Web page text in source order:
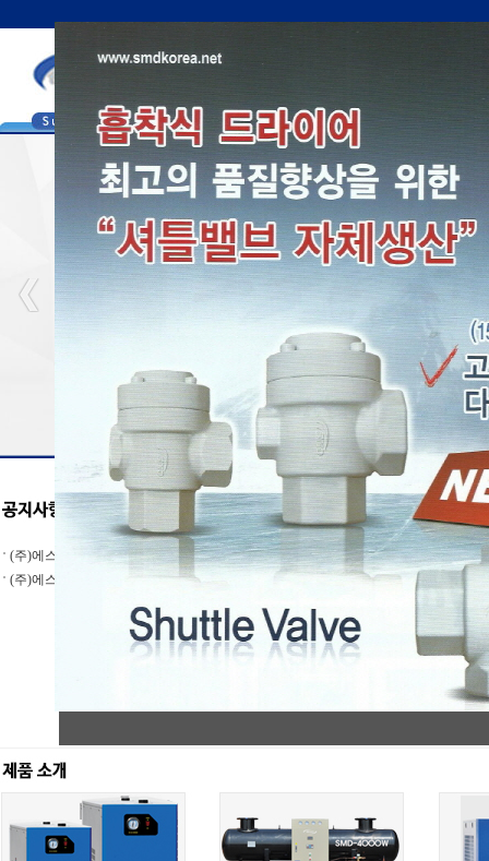
(주)에스엠디 상호명 변경
(주)에스엠디의 홈페이지가 리뉴얼되었습니..